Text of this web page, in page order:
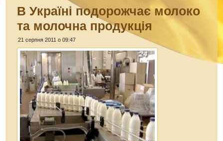
В Україні подорожчає молоко
та молочна продукція
21 серпня 2011 о 09:47